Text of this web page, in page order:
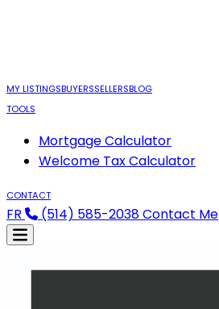
MY LISTINGSBUYERSSELLERSBLOG
TOOLS
Mortgage Calculator
Welcome Tax Calculator
CONTACT
FR (514) 585-2038Contact Me